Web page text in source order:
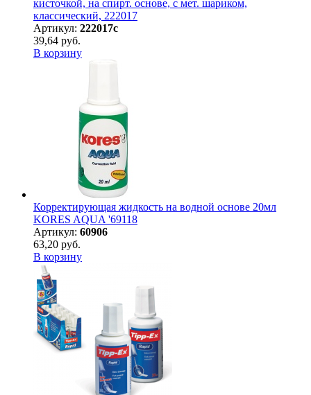
кисточкой, на спирт. основе, с мет. шариком,
классический, 222017
Артикул: 222017с
39,64 руб.
В корзину
Корректирующая жидкость на водной основе 20мл
KORES AQUA '69118
Артикул: 60906
63,20 руб.
В корзину